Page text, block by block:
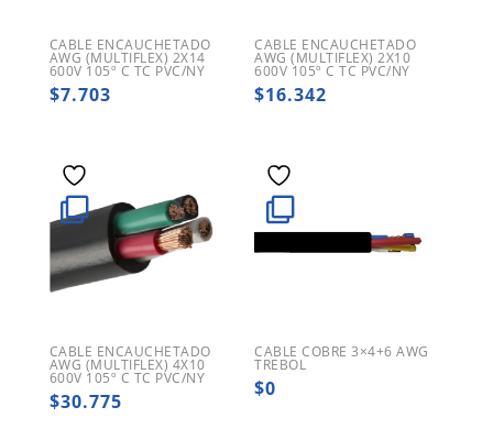
CABLE ENCAUCHETADO
AWG (MULTIFLEX) 2X14
600V 105º C TC PVC/NY
$7.703
CABLE ENCAUCHETADO
AWG (MULTIFLEX) 2X10
600V 105º C TC PVC/NY
$16.342
CABLE ENCAUCHETADO
AWG (MULTIFLEX) 4X10
600V 105º C TC PVC/NY
$30.775
CABLE COBRE 3×4+6 AWG
TREBOL
$0